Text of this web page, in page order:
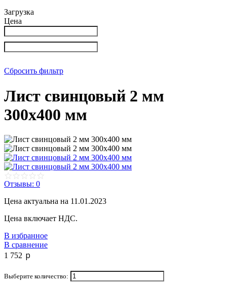
Загрузка
Цена
Сбросить фильтр
Лист свинцовый 2 мм
300х400 мм
Отзывы: 0
Цена актуальна на 11.01.2023
Цена включает НДС.
В избранное
В сравнение
1 752 p
Выберите количество: